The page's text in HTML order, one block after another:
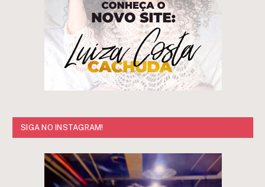
SIGA NO INSTAGRAM!